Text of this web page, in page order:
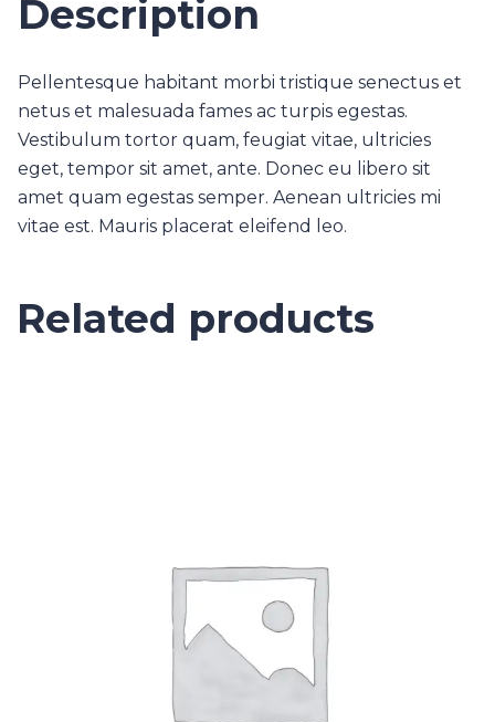
Description
Pellentesque habitant morbi tristique senectus et
netus et malesuada fames ac turpis egestas.
Vestibulum tortor quam, feugiat vitae, ultricies
eget, tempor sit amet, ante. Donec eu libero sit
amet quam egestas semper. Aenean ultricies mi
vitae est. Mauris placerat eleifend leo.
Related products